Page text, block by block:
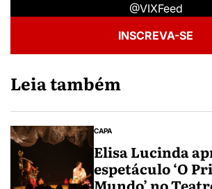
@VIXFeed
INSCREVA-SE
Leia também
CAPA
Elisa Lucinda
espetáculo ‘O
Mundo’ no